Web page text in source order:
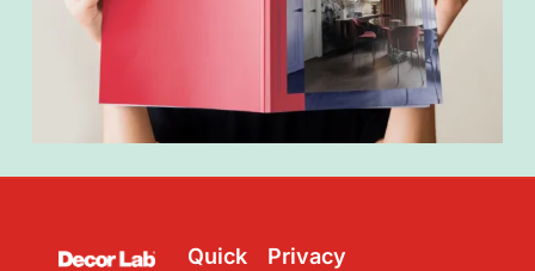
Quick
Privacy